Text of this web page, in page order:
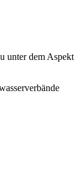
unter dem Aspekt